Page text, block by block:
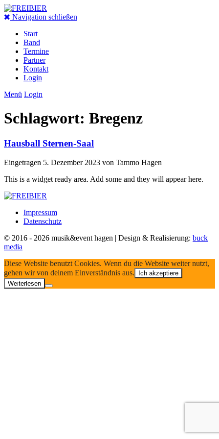
Navigation schließen
Start
Band
Termine
Partner
Kontakt
Login
Menü Login
Schlagwort: Bregenz
Hausball Sternen-Saal
Eingetragen 5. Dezember 2023 von Tammo Hagen
This is a widget ready area. Add some and they will appear here.
Impressum
Datenschutz
© 2016 - 2026 musik&event hagen | Design & Realisierung: buck
media
Diese Website benutzt Cookies. Wenn du die Website weiter nutzt,
gehen wir von deinem Einverständnis aus.
Ich akzeptiere
Weiterlesen